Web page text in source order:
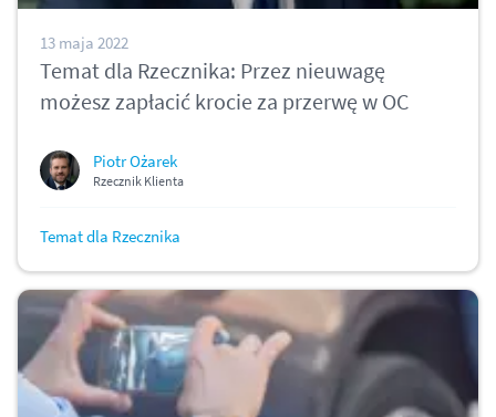
13 maja 2022
Temat dla Rzecznika: Przez nieuwagę
możesz zapłacić krocie za przerwę w OC
Piotr Ożarek
Rzecznik Klienta
Temat dla Rzecznika